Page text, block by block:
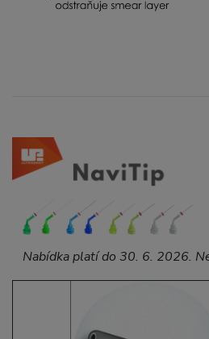
Nabídka platí do 30. 6. 2026.